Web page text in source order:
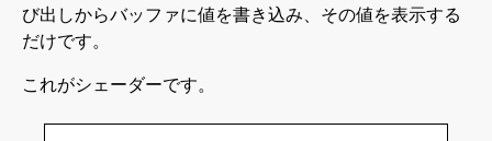
び出しからバッファに値を書き込み、その値を表示する
だけです。
これがシェーダーです。